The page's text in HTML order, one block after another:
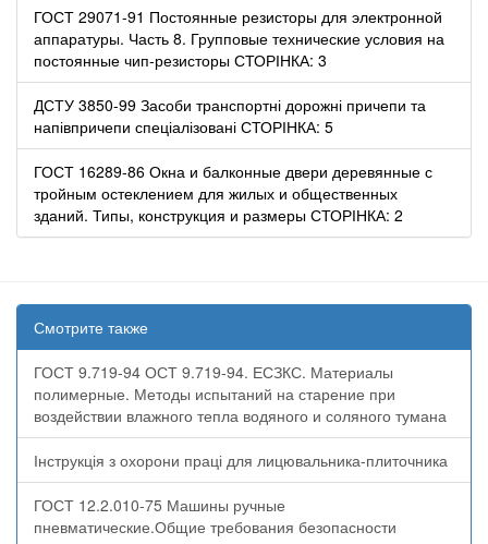
ГОСТ 29071-91 Постоянные резисторы для электронной
аппаратуры. Часть 8. Групповые технические условия на
постоянные чип-резисторы СТОРІНКА: 3
ДСТУ 3850-99 Засоби транспортні дорожні причепи та
напівпричепи спеціалізовані СТОРІНКА: 5
ГОСТ 16289-86 Окна и балконные двери деревянные с
тройным остеклением для жилых и общественных
зданий. Типы, конструкция и размеры СТОРІНКА: 2
Смотрите также
ГОСТ 9.719-94 ОСТ 9.719-94. ЕСЗКС. Материалы
полимерные. Методы испытаний на старение при
воздействии влажного тепла водяного и соляного тумана
Інструкція з охорони праці для лицювальника-плиточника
ГОСТ 12.2.010-75 Машины ручные
пневматические.Общие требования безопасности